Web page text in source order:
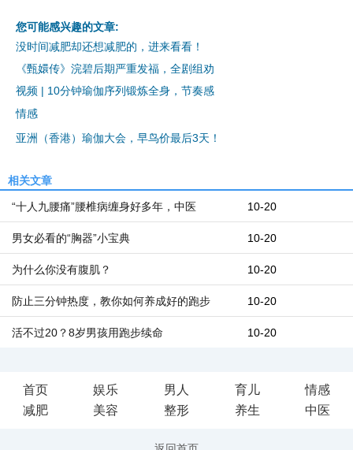
您可能感兴趣的文章:
没时间减肥却还想减肥的，进来看看！
《甄嬛传》浣碧后期严重发福，全剧组劝
视频 | 10分钟瑜伽序列锻炼全身，节奏感
情感
亚洲（香港）瑜伽大会，早鸟价最后3天！
相关文章
10-20
“十人九腰痛”腰椎病缠身好多年，中医
10-20
男女必看的“胸器”小宝典
10-20
为什么你没有腹肌？
10-20
防止三分钟热度，教你如何养成好的跑步
10-20
活不过20？8岁男孩用跑步续命
首页 娱乐 男人 育儿
情感
减肥
美容 整形 养生 中医